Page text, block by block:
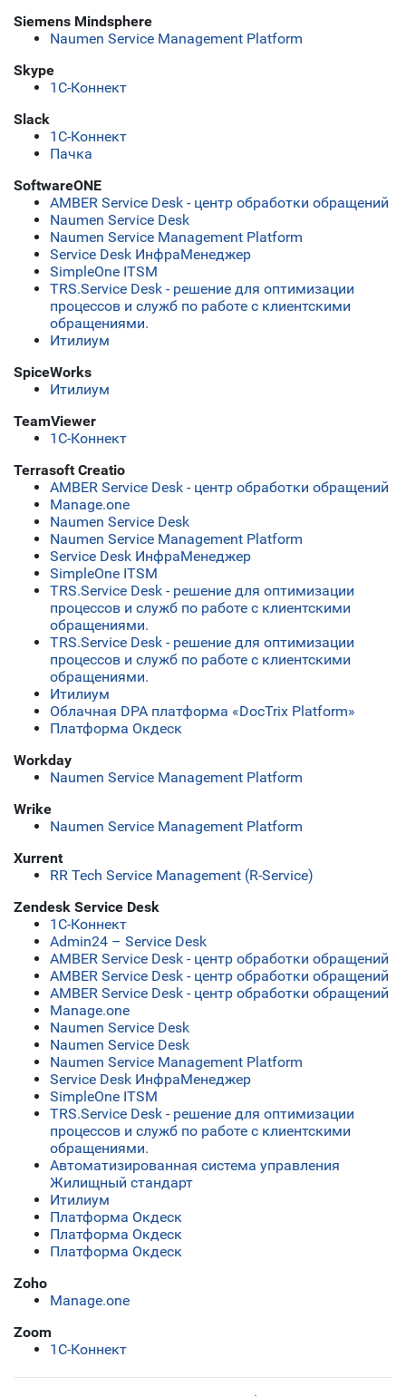
Siemens Mindsphere
Naumen Service Management Platform
Skype
1С-Коннект
Slack
1С-Коннект
Пачка
SoftwareONE
AMBER Service Desk - центр обработки обращений
Naumen Service Desk
Naumen Service Management Platform
Service Desk ИнфраМенеджер
SimpleOne ITSM
TRS.Service Desk - решение для оптимизации
процессов и служб по работе с клиентскими
обращениями.
Итилиум
SpiceWorks
Итилиум
TeamViewer
1С-Коннект
Terrasoft Creatio
AMBER Service Desk - центр обработки обращений
Manage.one
Naumen Service Desk
Naumen Service Management Platform
Service Desk ИнфраМенеджер
SimpleOne ITSM
TRS.Service Desk - решение для оптимизации
процессов и служб по работе с клиентскими
обращениями.
TRS.Service Desk - решение для оптимизации
процессов и служб по работе с клиентскими
обращениями.
Итилиум
Облачная DPA платформа «DocTrix Platform»
Платформа Окдеск
Workday
Naumen Service Management Platform
Wrike
Naumen Service Management Platform
Xurrent
RR Tech Service Management (R-Service)
Zendesk Service Desk
1С-Коннект
Admin24 – Service Desk
AMBER Service Desk - центр обработки обращений
AMBER Service Desk - центр обработки обращений
AMBER Service Desk - центр обработки обращений
Manage.one
Naumen Service Desk
Naumen Service Desk
Naumen Service Management Platform
Service Desk ИнфраМенеджер
SimpleOne ITSM
TRS.Service Desk - решение для оптимизации
процессов и служб по работе с клиентскими
обращениями.
Автоматизированная система управления
Жилищный стандарт
Итилиум
Платформа Окдеск
Платформа Окдеск
Платформа Окдеск
Zoho
Manage.one
Zoom
1С-Коннект